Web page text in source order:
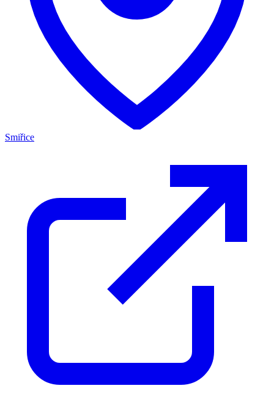
Smiřice